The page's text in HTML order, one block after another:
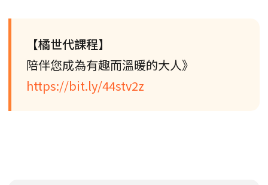
【橘世代課程】
陪伴您成為有趣而溫暖的大人》
https://bit.ly/44stv2z